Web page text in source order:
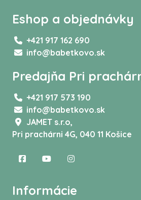
Eshop a objednávky
+421 917 162 690
info@babetkovo.sk
Predajňa Pri
+421 917 573 190
info@babetkovo.sk
JAMET s.r.o,
Pri prachárni 4G, 040 11 Košice
Informácie